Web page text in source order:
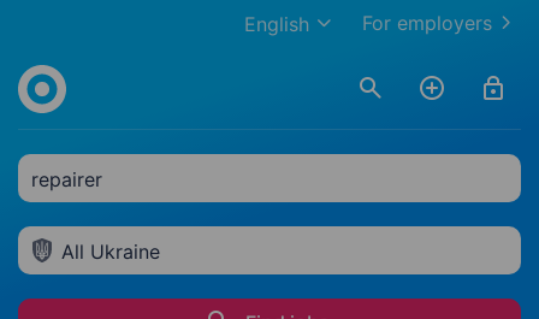
For employers
English
repairer
All Ukraine